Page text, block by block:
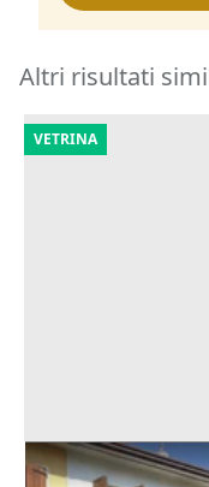
Altri risultati
VETRINA
Asta Abitazione